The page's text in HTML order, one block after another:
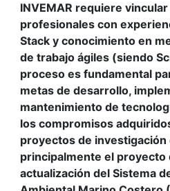
INVEMAR requiere
profesionales con
Stack y conocimiento en
de trabajo ágiles (siendo
proceso es fundamental
metas de desarrollo,
mantenimiento de
los compromisos
proyectos de
principalmente el proyecto
actualización del Sistema